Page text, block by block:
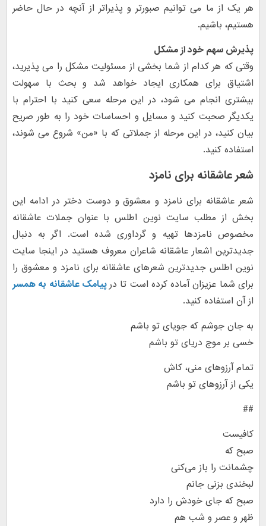
هر یک از ما می توانیم صبورتر و پذیراتر از آنچه در حال حاضر
هستیم، باشیم.
پذیرش سهم خود از مشکل
وقتی که هر کدام از شما بخشی از مسئولیت مشکل را می پذیرید،
اشتیاق برای همکاری ایجاد خواهد شد و بحث با سهولت
بیشتری انجام می شود، در این مرحله سعی کنید با احترام با
یکدیگر صحبت کنید و مسایل و احساسات خود را به طور صریح
بیان کنید، در این مرحله از جملاتی که با «من» شروع می شوند،
استفاده کنید.
شعر عاشقانه برای نامزد
شعر عاشقانه برای نامزد و معشوق و دوست دختر در ادامه این
بخش از مطلب سایت نوین اطلس با عنوان جملات عاشقانه
مخصوص نامزدها تهیه و گرداوری شده است. اگر به دنبال
جدیدترین اشعار عاشقانه شاعران معروف هستید در اینجا سایت
نوین اطلس جدیدترین شعرهای عاشقانه برای نامزد و معشوق را
برای شما عزیزان آماده کرده است تا درپیامک عاشقانه به همسر
از آن استفاده کنید.
به جان جوشم که جویای تو باشم
خسی بر موج دریای تو باشم
تمام آرزوهای منی، کاش
یکی از آرزوهای تو باشم
##
کافیست
صبح که
چشمانت را باز می‌کنی
لبخندی بزنی جانم
صبح که جای خودش را دارد
ظهر و عصر و شب هم